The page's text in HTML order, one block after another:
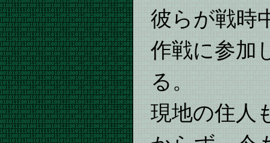
彼らが戦時
作戦に参加
る。
現地の住人